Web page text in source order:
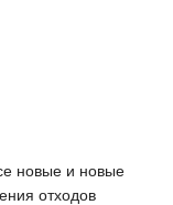
новые и новые
отходов